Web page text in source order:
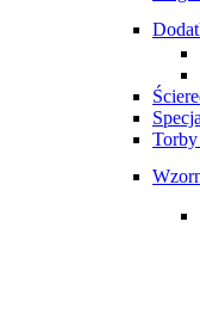
Torby